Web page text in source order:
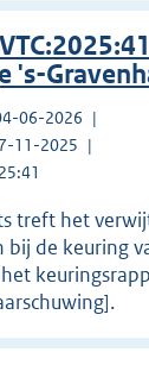
's-
06-2026
11-2025
treft het
de keuring